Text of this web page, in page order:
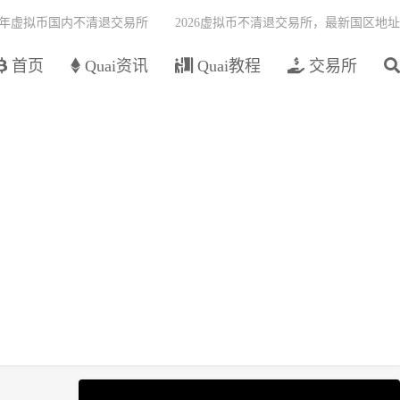
首页 Quai资讯 Quai教程 交易所
虚拟币国内不清退交易所 2026虚拟币不清退交易所，最新国区地址